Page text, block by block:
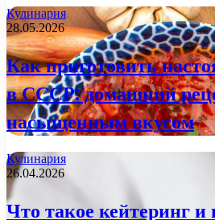
Кулинария
28.05.2026
Как приготовить
в СССР: домашний
насыщенным вкусом
Кулинария
26.04.2026
Что такое кейтеринг и